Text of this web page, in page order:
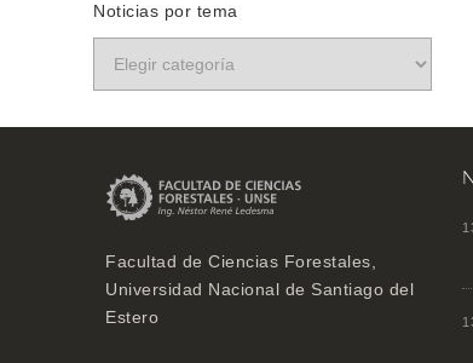
Noticias por tema
Facultad de Ciencias Forestales,
Universidad Nacional de Santiago del
Estero